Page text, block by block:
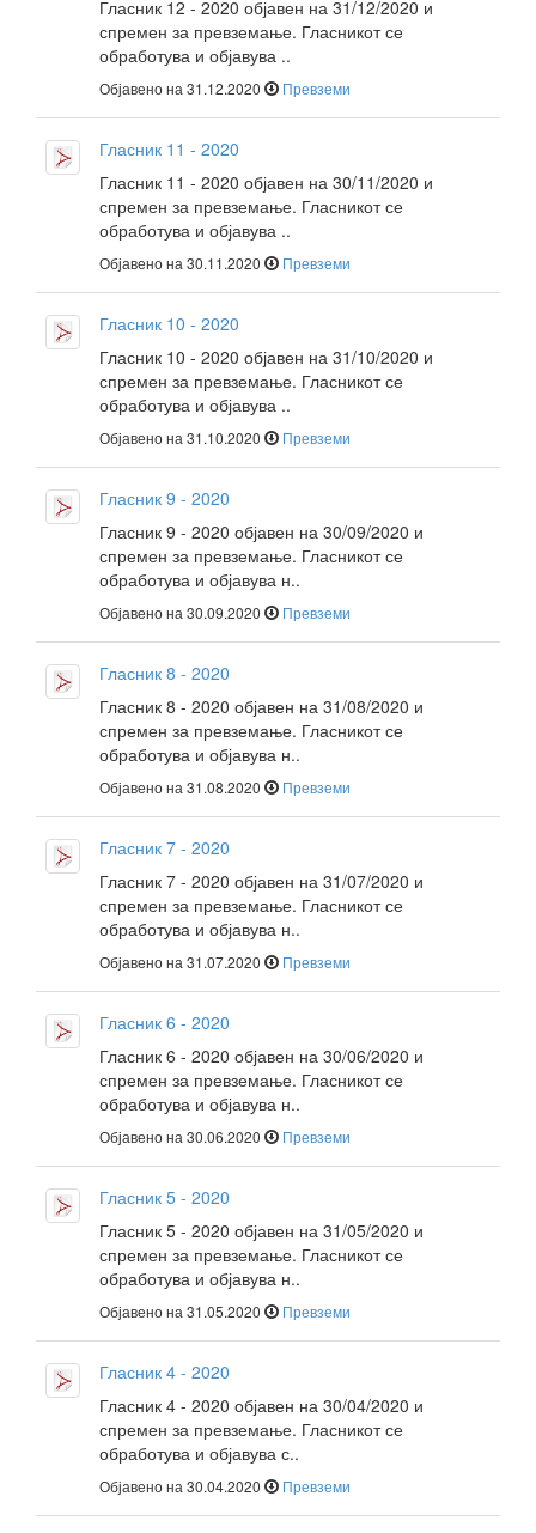
Гласник 12 - 2020 објавен на 31/12/2020 и
спремен за превземање. Гласникот се
обработува и објавува ..
Објавено на 31.12.2020 Превземи
Гласник 11 - 2020
Гласник 11 - 2020 објавен на 30/11/2020 и
спремен за превземање. Гласникот се
обработува и објавува ..
Објавено на 30.11.2020 Превземи
Гласник 10 - 2020
Гласник 10 - 2020 објавен на 31/10/2020 и
спремен за превземање. Гласникот се
обработува и објавува ..
Објавено на 31.10.2020 Превземи
Гласник 9 - 2020
Гласник 9 - 2020 објавен на 30/09/2020 и
спремен за превземање. Гласникот се
обработува и објавува н..
Објавено на 30.09.2020 Превземи
Гласник 8 - 2020
Гласник 8 - 2020 објавен на 31/08/2020 и
спремен за превземање. Гласникот се
обработува и објавува н..
Објавено на 31.08.2020 Превземи
Гласник 7 - 2020
Гласник 7 - 2020 објавен на 31/07/2020 и
спремен за превземање. Гласникот се
обработува и објавува н..
Објавено на 31.07.2020 Превземи
Гласник 6 - 2020
Гласник 6 - 2020 објавен на 30/06/2020 и
спремен за превземање. Гласникот се
обработува и објавува н..
Објавено на 30.06.2020 Превземи
Гласник 5 - 2020
Гласник 5 - 2020 објавен на 31/05/2020 и
спремен за превземање. Гласникот се
обработува и објавува н..
Објавено на 31.05.2020 Превземи
Гласник 4 - 2020
Гласник 4 - 2020 објавен на 30/04/2020 и
спремен за превземање. Гласникот се
обработува и објавува с..
Објавено на 30.04.2020 Превземи